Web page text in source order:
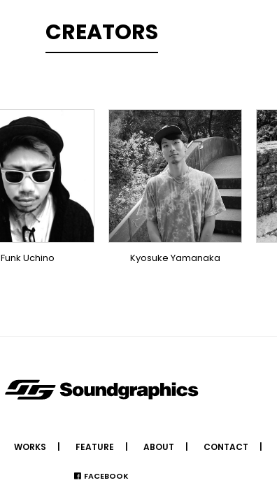
CREATORS
TOPLINER
LYRICIST
DOMESTICS
DOMESTICS
(提携)
Funk Uchino
PRODUCER
DOMESTICS
Kyosuke Yamanaka
WORKS FEATURE ABOUT CONTACT
FACEBOOK